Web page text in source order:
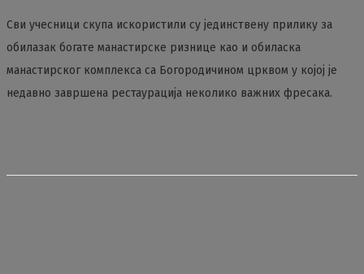
Сви учесници скупа искористили су јединствену прилику за
обилазак богате манастирске ризнице као и обиласка
манастирског комплекса са Богородичином црквом у којој је
недавно завршена рестаурација неколико важних фресака.